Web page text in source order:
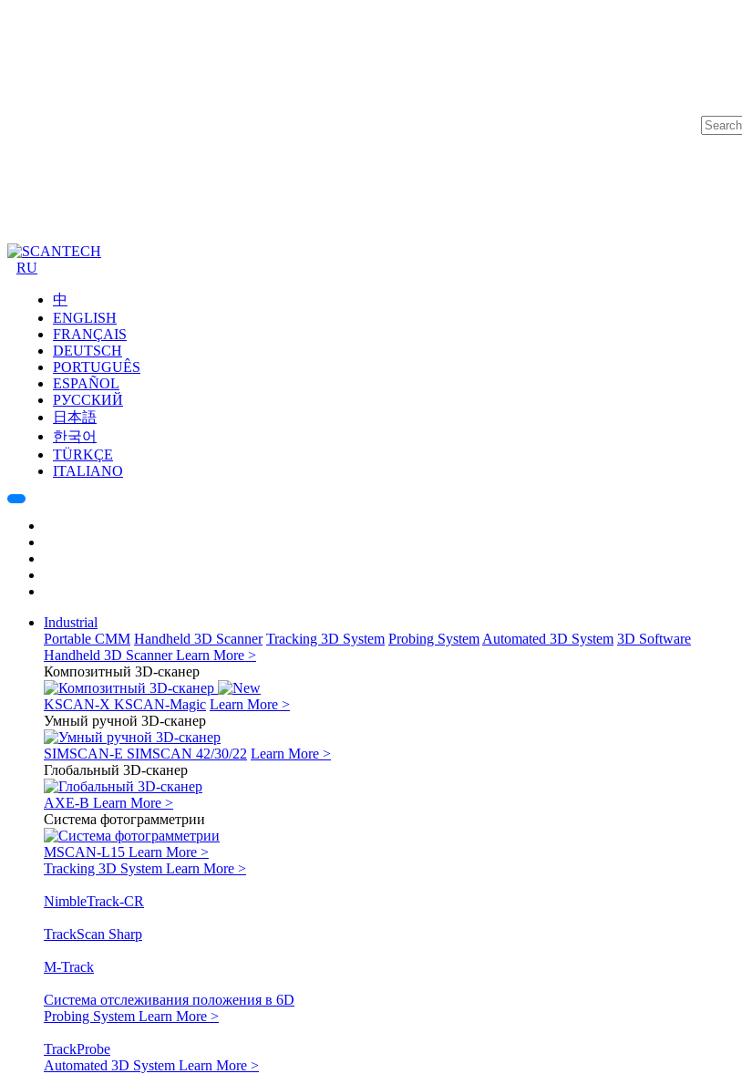
RU
中
ENGLISH
FRANÇAIS
DEUTSCH
PORTUGUÊS
ESPAÑOL
РУССКИЙ
日本語
한국어
TÜRKÇE
ITALIANO
Industrial
Portable CMM Handheld 3D Scanner Tracking 3D System Probing System Automated 3D System 3D Software
Handheld 3D ScannerLearn More >
Композитный 3D-сканер
KSCAN-X KSCAN-Magic Learn More >
Умный ручной 3D-сканер
SIMSCAN-E SIMSCAN 42/30/22 Learn More >
Глобальный 3D-сканер
AXE-B Learn More >
Система фотограмметрии
MSCAN-L15 Learn More >
Tracking 3D System Learn More >
NimbleTrack-CR
TrackScan Sharp
M-Track
Система отслеживания положения в 6D
Probing System Learn More >
TrackProbe
Automated 3D System Learn More >